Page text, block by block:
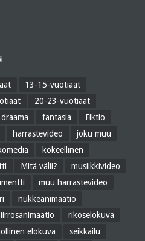
13-15-vuotiaat
20-23-vuotiaat
draama fantasia
Fiktio
harrastevideo
joku muu
kokeellinen
Mitä välii?
musiikkivideo
muu harrastevideo
nukkeanimaatio
rikoselokuva
elokuva
seikkailu